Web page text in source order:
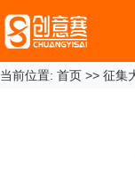
当前位置: 首页 >> 征集